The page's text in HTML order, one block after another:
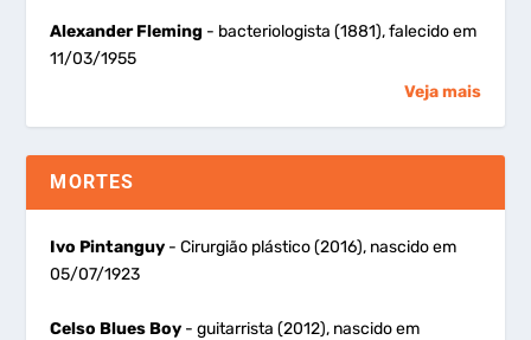
Alexander Fleming - bacteriologista (1881), falecido em
11/03/1955
Veja mais
MORTES
Ivo Pintanguy - Cirurgião plástico (2016), nascido em
05/07/1923
Celso Blues Boy - guitarrista (2012), nascido em